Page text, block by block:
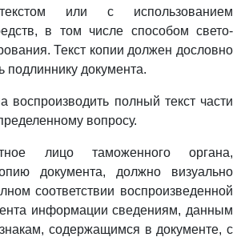
или с использованием
в том числе способом свето-
Текст копии должен дословно
подлиннику документа.
воспроизводить полный текст части
вопросу.
лицо таможенного органа,
документа, должно визуально
соответствии воспроизведенной
информации сведениям, данным
содержащимся в документе, с